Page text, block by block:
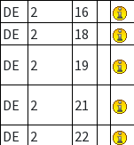
DE
2 16
DE
2 18
DE
2 19
DE 2 21
DE
2 22